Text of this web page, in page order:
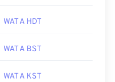
WAT A HDT
WAT A BST
WAT A KST